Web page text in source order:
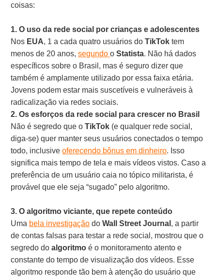
coisas:
1. O uso da rede social por crianças e adolescentes
Nos EUA, 1 a cada quatro usuários doTikTok tem
menos de 20 anos,segundooStatista. Não há dados
específicos sobre o Brasil, mas é seguro dizer que
também é amplamente utilizado por essa faixa etária.
Jovens podem estar mais suscetíveis e vulneráveis à
radicalização via redes sociais.
2. Os esforços da rede social para crescer no Brasil
Não é segredo que oTikTok (e qualquer rede social,
diga-se) quer manter seus usuários conectados o tempo
todo, inclusiveoferecendo bônus em dinheiro. Isso
significa mais tempo de tela e mais vídeos vistos. Caso a
preferência de um usuário caia no tópico militarista, é
provável que ele seja “sugado” pelo algoritmo.
3. O algoritmo viciante, que repete conteúdo
Uma bela investigação doWall Street Journal , a partir
de contas falsas para testar a rede social, mostrou que o
segredo doalgoritmo é o monitoramento atento e
constante do tempo de visualização dos vídeos. Esse
algoritmo responde tão bem à atenção do usuário que